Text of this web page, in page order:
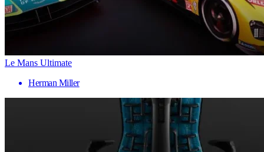
Le Mans Ultimate
Herman Miller